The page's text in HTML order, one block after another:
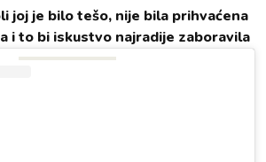
joj je bilo tešo, nije bila prihvaćena
i to bi iskustvo najradije zaboravila